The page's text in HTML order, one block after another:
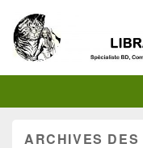
ARCHIVES